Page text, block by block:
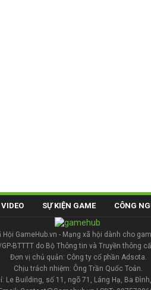
VIDEO SỰ KIỆN GAME CÔNG
Hội GameHub.vn - Mạng xã hội dành cho
BTTTT do Bộ Thông tin và Truyền thông
Đơn vị chủ quản: Công ty cổ phần Adsota.
Chịu trách nhiệm: Ông Trần Quốc Toản.
Le Building, số 11, ngõ 71, Láng Hạ, Ba